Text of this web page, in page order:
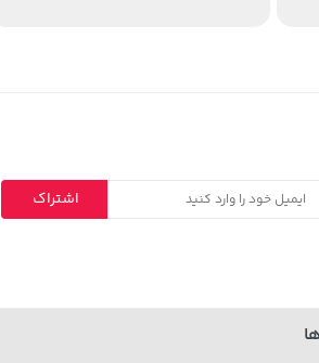
اشتراک